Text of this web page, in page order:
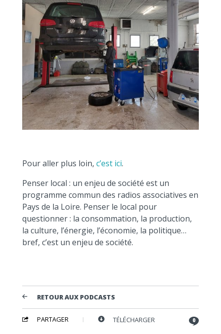
Pour aller plus loin, c’est ici.
Penser local : un enjeu de société est un
programme commun des radios associatives en
Pays de la Loire. Penser le local pour
questionner : la consommation, la production,
la culture, l’énergie, l’économie, la politique…
bref, c’est un enjeu de société.
RETOUR AUX PODCASTS
PARTAGER TÉLÉCHARGER 0